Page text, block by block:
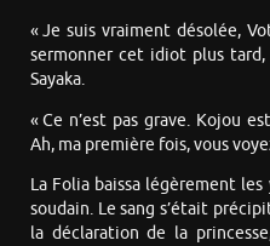
« Je suis vraiment désolée,
sermonner cet idiot plus
Sayaka.
« Ce n’est pas grave. Kojou
Ah, ma première fois, vous
La Folia baissa légèrement les
soudain. Le sang s’était
la déclaration de la